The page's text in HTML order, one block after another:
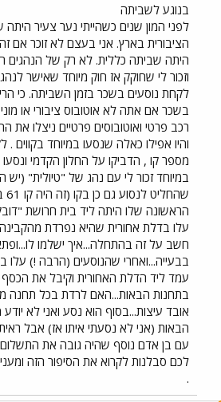
בנוגע לשביתה
לפני המון שנים כשהייתי נער צעיר
הציבורית בארץ. אני בעצם לא זוכר אם
היתה שביתה כללית. לא רק של הנהגים
וזכור לי שחוקק אז חוק מיוחד שאישר
לקחת נוסעים בשכר בזמן השביתה. כי
בשכר אם אתה לא אוטובוס ציבורי או
רכב פרטי ואוטובוסים פרטיים ניצלו את
והיו אפילו כאלה שנסעו במיוחד בקווים .
מספר קו , הדביקו על החלון הקדמי
במיוחד זכור לי עם נהג של "טיולית"
הראשונה שלו היתה ליד בית חרושת
עלו בדלת אחורית שהיא נפרדת
חשב על זה בהתחלה...איך ישלמו
בבעייה...ואחרי שהנוסעים (הרבה !)
עמד ליד הדלת האחורית וקיבל את
בתחנות הבאות...האם לרדת בכל תחנה
אובד עיצות...בסוף הוא נסע ואני לא
הבאות (אני לא נסעתי איתו אז) אבל
עם בן אדם נוסף שהיה גובה את
לכם סבלנות לקרוא את הסיפור הזה
.